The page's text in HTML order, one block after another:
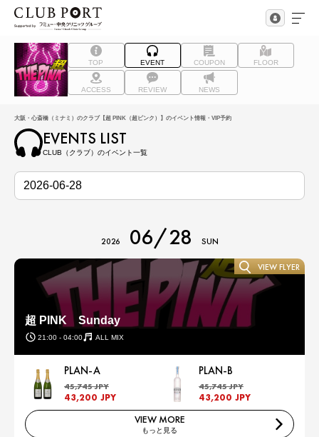
TOP EVENT COUPON FLOOR
ACCESS REVIEW NEWS
大阪・心斎橋（ミナミ）のクラブ【超 PINK（超ピンク）】のイベント情報・VIP予約
EVENTS LIST
CLUB（クラブ）のイベント一覧
2026 06/28 SUN
超 PINK Sunday
21:00 - 04:00 ALL MIX
VIEW FLYER
PLAN-A
45,745 JPY
43,200 JPY
PLAN-B
45,745 JPY
43,200 JPY
VIEW MORE
もっと見る